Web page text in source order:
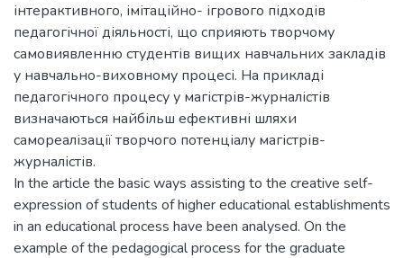
інтерактивного, імітаційно- ігрового підходів
педагогічної діяльності, що сприяють творчому
самовиявленню студентів вищих навчальних закладів
у навчально-виховному процесі. На прикладі
педагогічного процесу у магістрів-журналістів
визначаються найбільш ефективні шляхи
самореалізації творчого потенціалу магістрів-
журналістів.
In the article the basic ways assisting to the creative self-
expression of students of higher educational establishments
in an educational process have been analysed. On the
example of the pedagogical process for the graduate